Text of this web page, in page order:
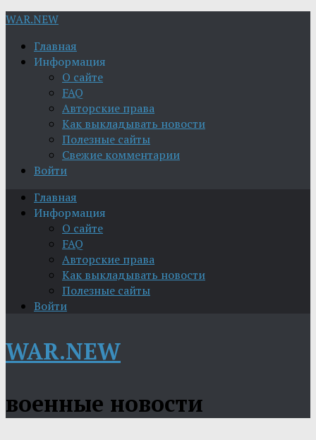
WAR.NEW
Главная
Информация
О сайте
FAQ
Авторские права
Как выкладывать новости
Полезные сайты
Свежие комментарии
Войти
Главная
Информация
О сайте
FAQ
Авторские права
Как выкладывать новости
Полезные сайты
Войти
WAR.NEW
военные новости